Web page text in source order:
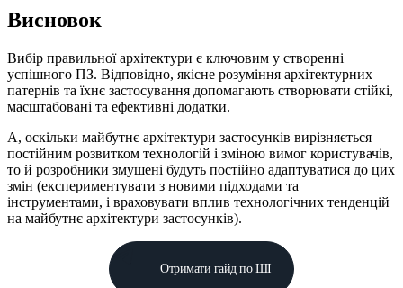
Висновок
Вибір правильної архітектури є ключовим у створенні
успішного ПЗ. Відповідно, якісне розуміння архітектурних
патернів та їхнє застосування допомагають створювати стійкі,
масштабовані та ефективні додатки.
А, оскільки майбутнє архітектури застосунків вирізняється
постійним розвитком технологій і зміною вимог користувачів,
то й розробники змушені будуть постійно адаптуватися до цих
змін (експериментувати з новими підходами та
інструментами, і враховувати вплив технологічних тенденцій
на майбутнє архітектури застосунків).
Отримати гайд по ШІ